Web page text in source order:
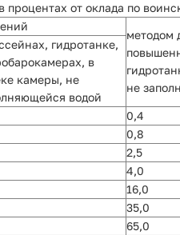
процентах от оклада по
методом
не
гидротанке,
в
камеры, не
водой
0,4
0,8
2,5
4,0
16,0
35,0
65,0